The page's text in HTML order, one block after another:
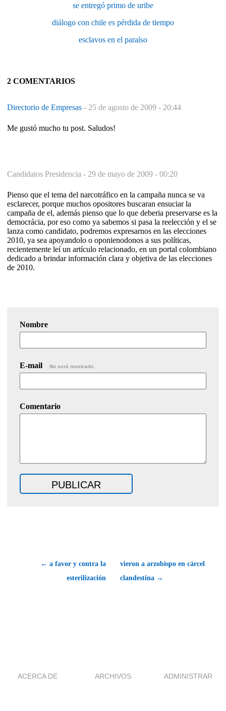
se entregó primo de uribe
diálogo con chile es pérdida de tiempo
esclavos en el paraíso
2 COMENTARIOS
Directorio de Empresas - 25 de agosto de 2009 - 20:44
Me gustó mucho tu post. Saludos!
Candidatos Presidencia - 29 de mayo de 2009 - 00:20
Pienso que el tema del narcotráfico en la campaña nunca se va
esclarecer, porque muchos opositores buscaran ensuciar la
campaña de el, además pienso que lo que deberia preservarse es la
democrácia, por eso como ya sabemos si pasa la reelección y el se
lanza como candidato, podremos expresarnos en las elecciones
2010, ya sea apoyandolo o oponienodonos a sus políticas,
recientemente leí un artículo relacionado, en un portal colombiano
dedicado a brindar información clara y objetiva de las elecciones
de 2010.
Nombre
E-mail No será mostrado.
Comentario
← a favor y contra la
esterilización
vieron a arzobispo en cárcel
clandestina →
ACERCA DE ARCHIVOS ADMINISTRAR